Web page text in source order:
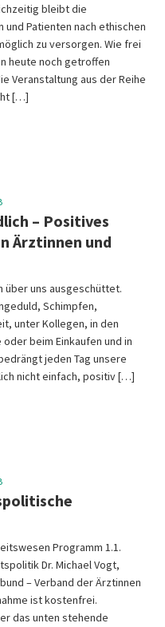
bleibt die
Patienten nach ethischen
zu versorgen. Wie frei
heute noch getroffen
Veranstaltung aus der Reihe
[…]
– Positives
Ärztinnen und
über uns ausgeschüttet.
Schimpfen,
unter Kollegen, in den
beim Einkaufen und in
jeden Tag unsere
nicht einfach, positiv […]
Programm 1.1.
Dr. Michael Vogt,
– Verband der Ärztinnen
ist kostenfrei.
das unten stehende